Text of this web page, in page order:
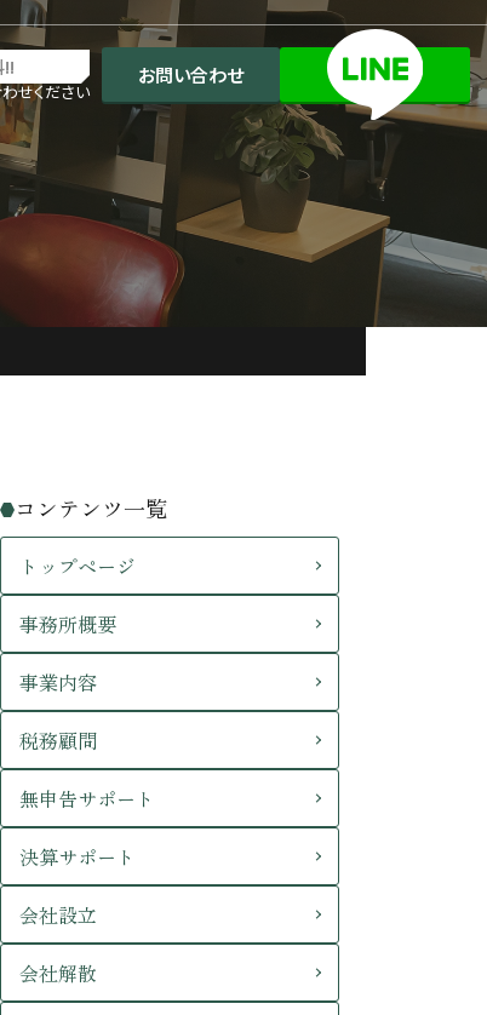
!!
せください
お問い合わせ
コンテンツ一覧
トップページ
事務所概要
事業内容
税務顧問
無申告サポート
決算サポート
会社設立
会社解散